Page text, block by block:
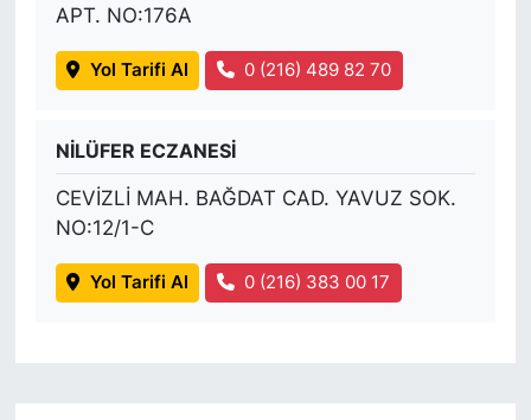
APT. NO:176A
Yol Tarifi Al 0 (216) 489 82 70
NİLÜFER ECZANESİ
CEVİZLİ MAH. BAĞDAT CAD. YAVUZ SOK.
NO:12/1-C
Yol Tarifi Al 0 (216) 383 00 17